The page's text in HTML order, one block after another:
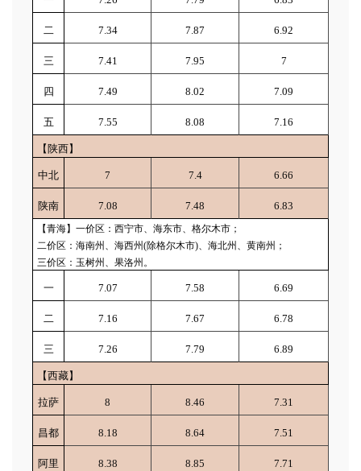
二 7.34 7.87 6.92
三 7.41 7.95 7
四 7.49 8.02 7.09
五 7.55 8.08 7.16
【陕西】
中北 7 7.4 6.66
陕南 7.08 7.48 6.83
【青海】一价区：西宁市、海东市、格尔木市；
二价区：海南州、海西州(除格尔木市)、海北州、黄南州；
三价区：玉树州、果洛州。
一 7.07 7.58 6.69
二 7.16 7.67 6.78
三 7.26 7.79 6.89
【西藏】
拉萨 8 8.46 7.31
昌都 8.18 8.64 7.51
阿里 8.38 8.85 7.71